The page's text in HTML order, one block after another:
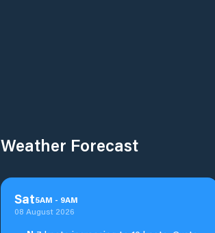
Weather Forecast
Sat5AM - 9AM
08 August 2026